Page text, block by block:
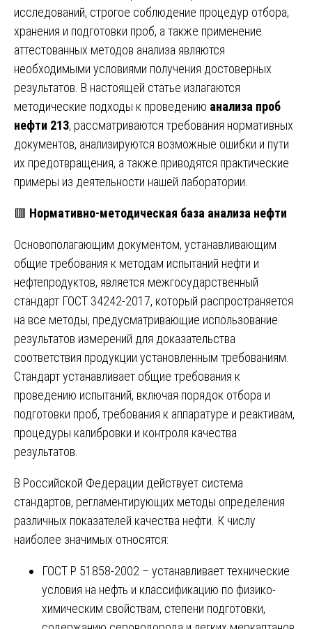
исследований, строгое соблюдение процедур отбора,
хранения и подготовки проб, а также применение
аттестованных методов анализа являются
необходимыми условиями получения достоверных
результатов. В настоящей статье излагаются
методические подходы к проведению анализа проб
нефти 213, рассматриваются требования нормативных
документов, анализируются возможные ошибки и пути
их предотвращения, а также приводятся практические
примеры из деятельности нашей лаборатории.
🟥 Нормативно-методическая база анализа нефти
Основополагающим документом, устанавливающим
общие требования к методам испытаний нефти и
нефтепродуктов, является межгосударственный
стандарт ГОСТ 34242-2017, который распространяется
на все методы, предусматривающие использование
результатов измерений для доказательства
соответствия продукции установленным требованиям.
Стандарт устанавливает общие требования к
проведению испытаний, включая порядок отбора и
подготовки проб, требования к аппаратуре и реактивам,
процедуры калибровки и контроля качества
результатов.
В Российской Федерации действует система
стандартов, регламентирующих методы определения
различных показателей качества нефти. К числу
наиболее значимых относятся:
ГОСТ Р 51858-2002 – устанавливает технические
условия на нефть и классификацию по физико-
химическим свойствам, степени подготовки,